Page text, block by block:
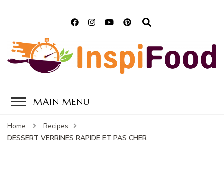
MAIN MENU
Home
Recipes
DESSERT VERRINES RAPIDE ET PAS CHER